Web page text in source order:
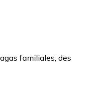
familiales, des